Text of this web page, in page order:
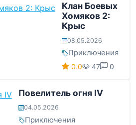
Клан Боевых
Хомяков 2:
Крыс
08.05.2026
Приключения
0.0 47 0
Повелитель огня IV
04.05.2026
Приключения